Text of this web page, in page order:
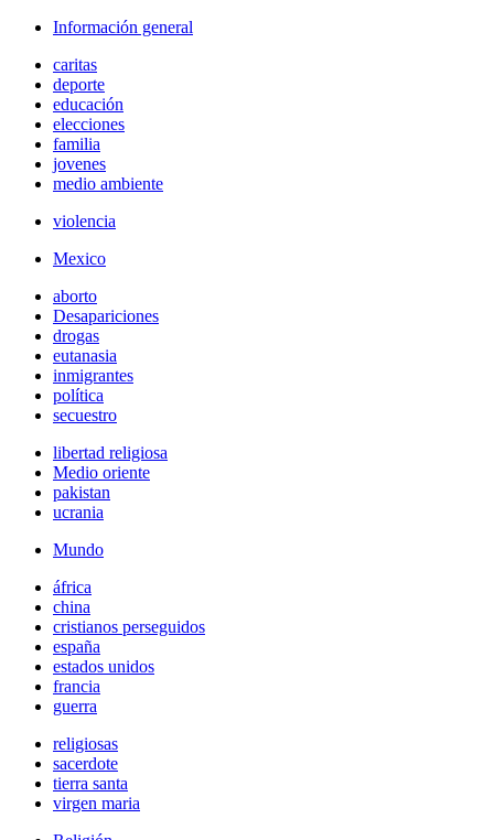
Información general
caritas
deporte
educación
elecciones
familia
jovenes
medio ambiente
violencia
Mexico
aborto
Desapariciones
drogas
eutanasia
inmigrantes
política
secuestro
libertad religiosa
Medio oriente
pakistan
ucrania
Mundo
áfrica
china
cristianos perseguidos
españa
estados unidos
francia
guerra
religiosas
sacerdote
tierra santa
virgen maria